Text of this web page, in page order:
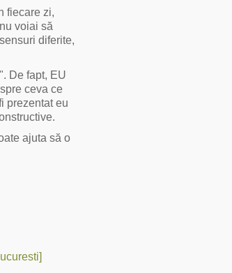
fiecare zi,
voiai să
diferite,
De fapt, EU
ceva ce
prezentat eu
ajuta să o